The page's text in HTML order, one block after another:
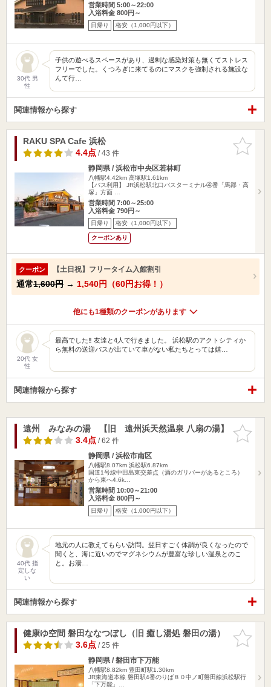
営業時間 5:00～22:00
入浴料金 800円～
日帰り 格安（1,000円以下）
30代 男
性
子供の遊べるスペースがあり、過剰な感染対策も無くてストレス
フリーでした。くつろぎに来てるのにマスクを強制される施設な
んて行…
関連情報から探す
お気に入
りに追加
RAKU SPA Cafe 浜松
4.4点/ 43 件
静岡県 / 浜松市中央区若林町
八幡駅4.42km 高塚駅1.61km
【バス利用】 JR浜松駅北口バスターミナル④番「馬郡・高
塚」方面 …
営業時間 7:00～25:00
入浴料金 790円～
日帰り 格安（1,000円以下）
クーポンあり
クーポン 【土日祝】フリータイム入館割引
通常1,600円 → 1,540円（60円お得！）
他にも1種類のクーポンがあります
20代 女
性
最高でした‼︎ 友達と4人で行きました。 浜松駅のアクトシティか
ら無料の送迎バスが出ていて車がない私たちとっては嬉…
関連情報から探す
お気に入
りに追加
遠州 みなみの湯 【旧 遠州浜天然温泉 八扇の湯】
3.4点/ 62 件
静岡県 / 浜松市南区
八幡駅8.07km 浜松駅6.87km
国道1号線中田島東交差点（酒のガリバーがあるところ）
から東へ4.6k…
営業時間 10:00～21:00
入浴料金 800円～
日帰り 格安（1,000円以下）
40代 指
定しな
い
地元の人に教えてもらい訪問。翌日すごく体調が良くなったので
聞くと、海に近いのでマグネシウムが豊富な珍しい温泉とのこ
と。お湯…
関連情報から探す
お気に入
りに追加
健康ゆ空間 磐田ななつぼし（旧 癒し湯処 磐田の湯）
3.6点/ 25 件
静岡県 / 磐田市下万能
八幡駅8.82km 豊田町駅1.30km
JR東海道本線 磐田駅4番のりば８０中ノ町磐田線浜松駅行
「下万能」…